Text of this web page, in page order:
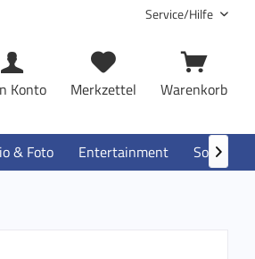
Service/Hilfe
Warenkorb
Merkzettel
Konto
& Foto Entertainment Software
